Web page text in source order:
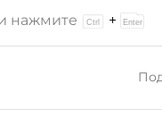
нажмите +